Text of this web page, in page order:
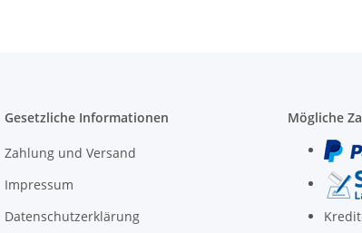
Gesetzliche Informationen
Zahlung und Versand
Impressum
Datenschutzerklärung
Mögliche